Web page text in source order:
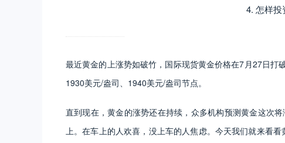
4. 怎样投
最近黄金的上涨势如破竹，国际现货黄金价格在7月27日
1930美元/盎司、1940美元/盎司节点。
直到现在，黄金的涨势还在持续，众多机构预测黄金这次
上。在车上的人欢喜，没上车的人焦虑。今天我们就来看